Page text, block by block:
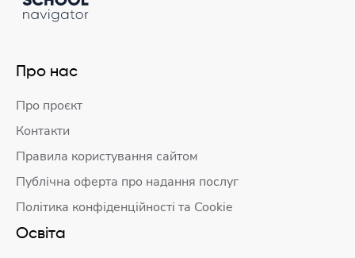
Про нас
Про проєкт
Контакти
Правила користування сайтом
Публічна оферта про надання послуг
Політика конфіденційності та Cookie
Освіта